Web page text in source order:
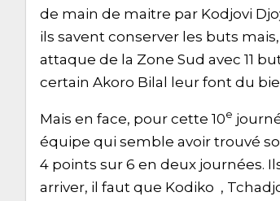
de main de maitre par Kodjovi
ils savent conserver les buts
attaque de la Zone Sud avec 11
certain Akoro Bilal leur font du
Mais en face, pour cette 10e
équipe qui semble avoir trouvé
4 points sur 6 en deux journées.
arriver, il faut que Kodiko ,